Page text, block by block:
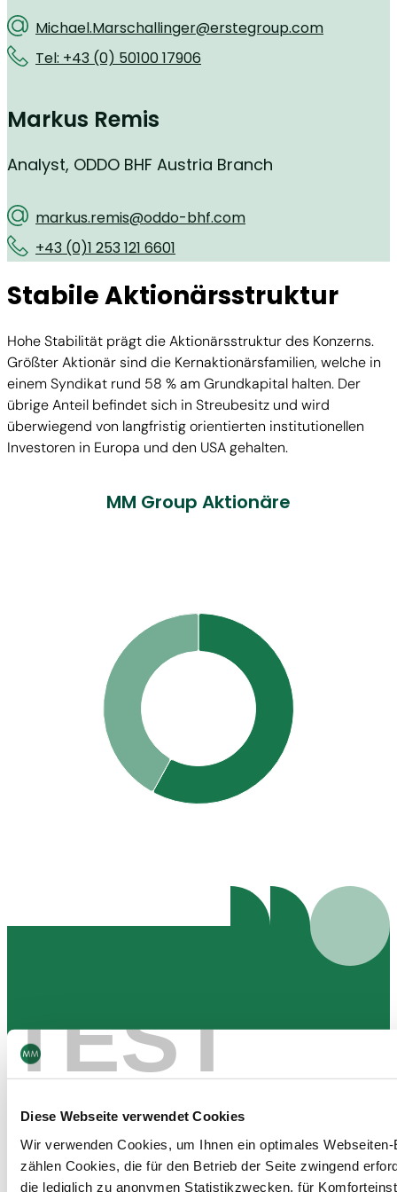
TEST
Diese Webseite verwendet Cookies
Wir verwenden Cookies, um Ihnen ein optimales
zählen Cookies, die für den Betrieb der Seite zwingend
die lediglich zu anonymen Statistikzwecken, für
Michael.Marschallinger@erstegroup.com
Tel: +43 (0) 50100 17906
Markus Remis
Analyst, ODDO BHF Austria Branch
markus.remis@oddo-bhf.com
+43 (0)1 253 121 6601
Stabile Aktionärsstruktur
Hohe Stabilität prägt die Aktionärsstruktur des Konzerns.
Größter Aktionär sind die Kernaktionärsfamilien, welche in
einem Syndikat rund 58 % am Grundkapital halten. Der
übrige Anteil befindet sich in Streubesitz und wird
überwiegend von langfristig orientierten institutionellen
Investoren in Europa und den USA gehalten.
MM Group Aktionäre
INVESTOREN
Nehmen Sie Kontakt mit
Investor Relations auf
Wir freuen uns auf Ihre Nachricht und bemühen uns stets